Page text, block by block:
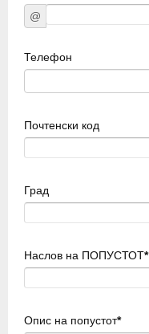
@
Телефон
Почтенски код
Град
Наслов на ПОПУСТОТ*
Опис на попустот*